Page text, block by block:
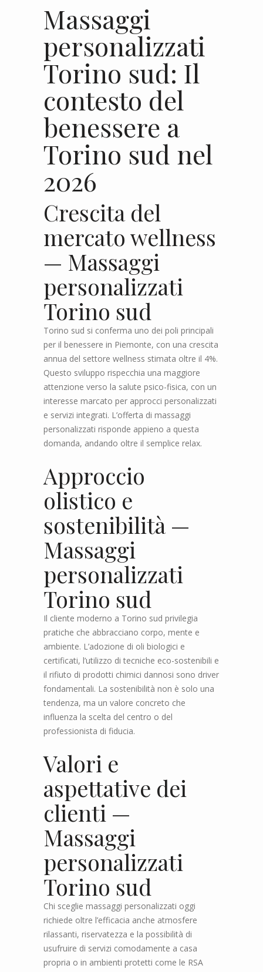
Massaggi
personalizzati
Torino sud: Il
contesto del
benessere a
Torino sud nel
2026
Crescita del
mercato wellness
— Massaggi
personalizzati
Torino sud
Torino sud si conferma uno dei poli principali
per il benessere in Piemonte, con una crescita
annua del settore wellness stimata oltre il 4%.
Questo sviluppo rispecchia una maggiore
attenzione verso la salute psico-fisica, con un
interesse marcato per approcci personalizzati
e servizi integrati. L’offerta di massaggi
personalizzati risponde appieno a questa
domanda, andando oltre il semplice relax.
Approccio
olistico e
sostenibilità —
Massaggi
personalizzati
Torino sud
Il cliente moderno a Torino sud privilegia
pratiche che abbracciano corpo, mente e
ambiente. L’adozione di oli biologici e
certificati, l’utilizzo di tecniche eco-sostenibili e
il rifiuto di prodotti chimici dannosi sono driver
fondamentali. La sostenibilità non è solo una
tendenza, ma un valore concreto che
influenza la scelta del centro o del
professionista di fiducia.
Valori e
aspettative dei
clienti —
Massaggi
personalizzati
Torino sud
Chi sceglie massaggi personalizzati oggi
richiede oltre l’efficacia anche atmosfere
rilassanti, riservatezza e la possibilità di
usufruire di servizi comodamente a casa
propria o in ambienti protetti come le RSA